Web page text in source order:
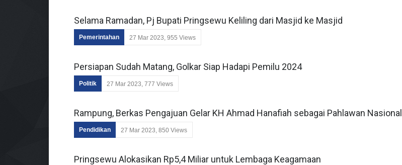
Selama Ramadan, Pj Bupati Pringsewu Keliling dari Masjid ke Masjid
Pemerintahan 27 Mar 2023, 955 Views
Persiapan Sudah Matang, Golkar Siap Hadapi Pemilu 2024
Politik 27 Mar 2023, 777 Views
Rampung, Berkas Pengajuan Gelar KH Ahmad Hanafiah sebagai Pahlawan Nasional
Pendidikan 27 Mar 2023, 850 Views
Pringsewu Alokasikan Rp5,4 Miliar untuk Lembaga Keagamaan